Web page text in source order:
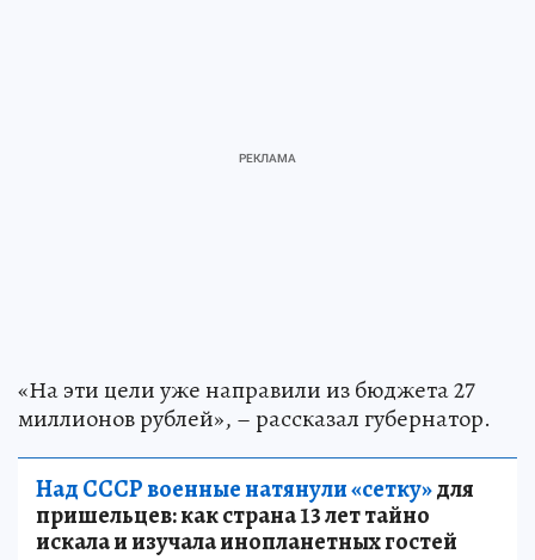
«На эти цели уже направили из бюджета 27
миллионов рублей», – рассказал губернатор.
Над СССР военные натянули «сетку»для
пришельцев: как страна 13 лет тайно
искала и изучала инопланетных гостей